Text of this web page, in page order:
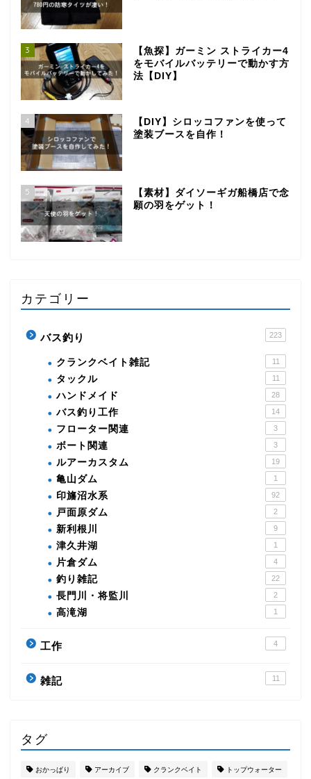
3
【魚探】ガーミン ストライカー4
をモバイルバッテリーで動かす方
法【DIY】
4
【DIY】シロッコファンを使って
塗装ブースを自作！
5
【素材】ダイソーギガ船橋店で念
願の羽をゲット！
カテゴリー
バス釣り 223
クランクベイト雑記 11
タックル 11
ハンドメイド 28
バス釣り工作 14
フローター関連 3
ボート関連 3
ルアーカスタム 19
亀山ダム 1
印旛沼水系 92
戸面原ダム 2
新利根川 9
津久井湖 1
片倉ダム 4
釣り雑記 22
長門川・将監川 2
高滝湖 1
工作 4
雑記 11
タグ
おかっぱり アーカイブ クランクベイト トップウォーター